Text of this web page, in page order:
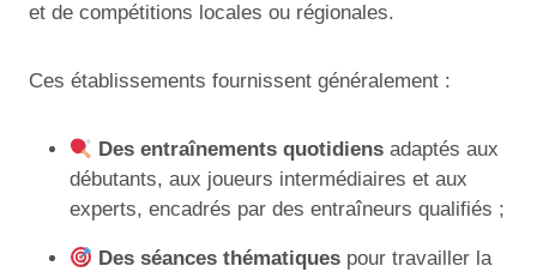
et de compétitions locales ou régionales.
Ces établissements fournissent généralement :
Des entraînements quotidiens adaptés aux
débutants, aux joueurs intermédiaires et aux
experts, encadrés par des entraîneurs qualifiés ;
Des séances thématiques pour travailler la